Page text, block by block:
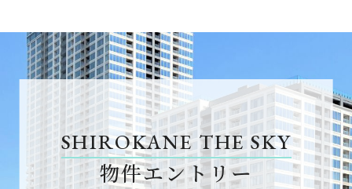
SHIROKANE THE SKY
物件エントリー